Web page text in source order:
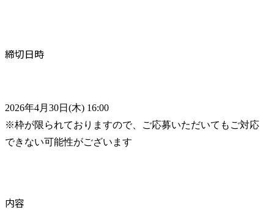
締切日時
2026年4月30日(木) 16:00
※枠が限られておりますので、ご応募いただいてもご対応
できない可能性がございます
内容